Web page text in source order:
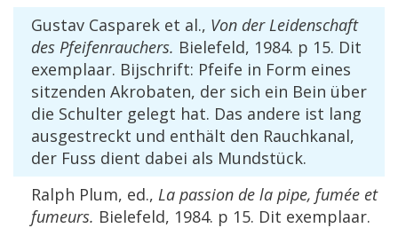
Gustav Casparek et al., Von der Leidenschaft
des Pfeifenrauchers. Bielefeld, 1984. p 15. Dit
exemplaar. Bijschrift: Pfeife in Form eines
sitzenden Akrobaten, der sich ein Bein über
die Schulter gelegt hat. Das andere ist lang
ausgestreckt und enthält den Rauchkanal,
der Fuss dient dabei als Mundstück.
Ralph Plum, ed., La passion de la pipe, fumée et
fumeurs. Bielefeld, 1984. p 15. Dit exemplaar.